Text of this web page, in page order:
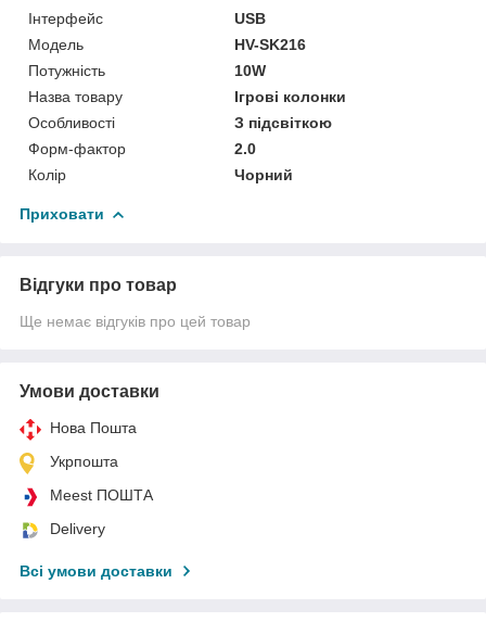
Інтерфейс
USB
Мoдель
HV-SK216
Потужність
10W
Назва товару
Ігрові колонки
Особливості
З підсвіткою
Форм-фактор
2.0
Колір
Чорний
Приховати
Відгуки про товар
Ще немає відгуків про цей товар
Умови доставки
Нова Пошта
Укрпошта
Meest ПОШТА
Delivery
Всі умови доставки